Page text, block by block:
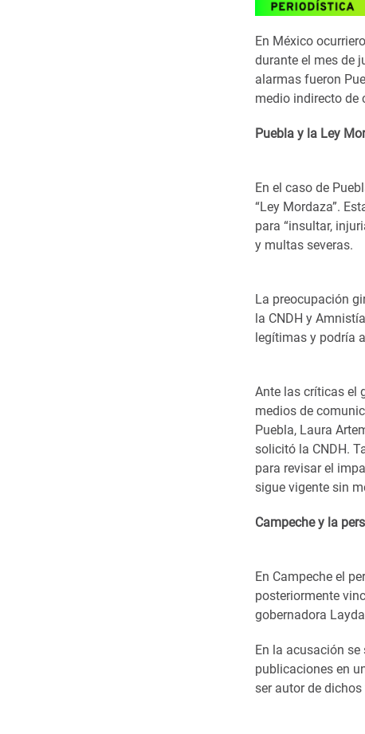
En México
durante el mes de
alarmas fueron
medio indirecto de
Puebla y la Ley
En el caso de
“Ley Mordaza”.
para “insultar,
y multas severas.
La preocupación
la CNDH y
legítimas y podría
Ante las críticas el
medios de
Puebla, Laura
solicitó la CNDH.
para revisar el
sigue vigente sin
Campeche y la
En Campeche el
posteriormente
gobernadora
En la acusación
publicaciones en
ser autor de dichos